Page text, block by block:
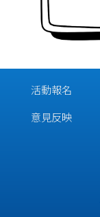
活動報名
意見反映